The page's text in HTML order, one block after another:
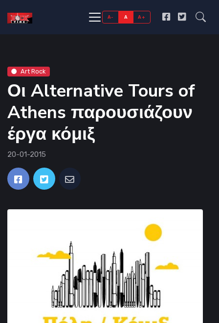
A- A A+
Art Rock
Οι Alternative Tours of
Athens παρουσιάζουν
έργα κόμιξ
20-01-2015